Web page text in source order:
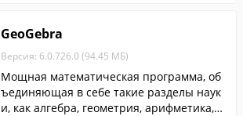
GeoGebra
Версия: 6.0.726.0 (94.45 МБ)
Мощная математическая программа, об
ъединяющая в себе такие разделы наук
и, как алгебра, геометрия, арифметика, с